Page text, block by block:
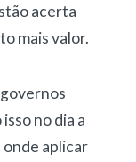
acerta
mais valor.
no dia a
onde aplicar